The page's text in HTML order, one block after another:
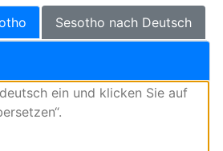
Sesotho nach Deutsch